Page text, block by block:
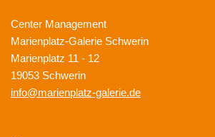
Center Management
Marienplatz-Galerie Schwerin
Marienplatz 11 - 12
19053 Schwerin
info@marienplatz-galerie.de